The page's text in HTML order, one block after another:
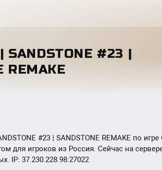
| SANDSTONE #23 |
REMAKE
#23 | SANDSTONE REMAKE по
для игроков из Россия. Сейчас на
IP: 37.230.228.98:27022